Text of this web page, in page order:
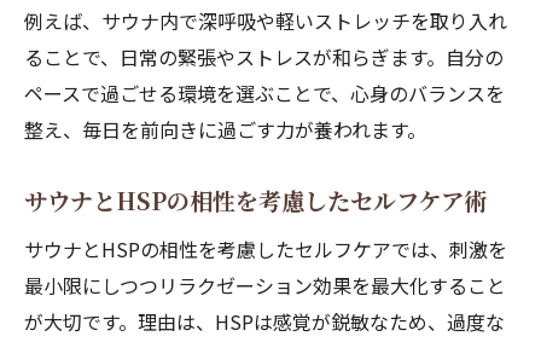
例えば、サウナ内で深呼吸や軽いストレッチを取り入れ
ることで、日常の緊張やストレスが和らぎます。自分の
ペースで過ごせる環境を選ぶことで、心身のバランスを
整え、毎日を前向きに過ごす力が養われます。
サウナとHSPの相性を考慮したセルフケア術
サウナとHSPの相性を考慮したセルフケアでは、刺激を
最小限にしつつリラクゼーション効果を最大化すること
が大切です。理由は、HSPは感覚が鋭敏なため、過度な